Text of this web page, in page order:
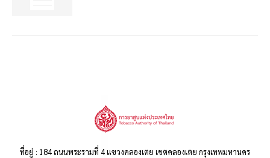
ที่อยู่ : 184 ถนนพระรามที่ 4 แขวงคลองเตย เขตคลองเตย กรุงเทพมหานคร